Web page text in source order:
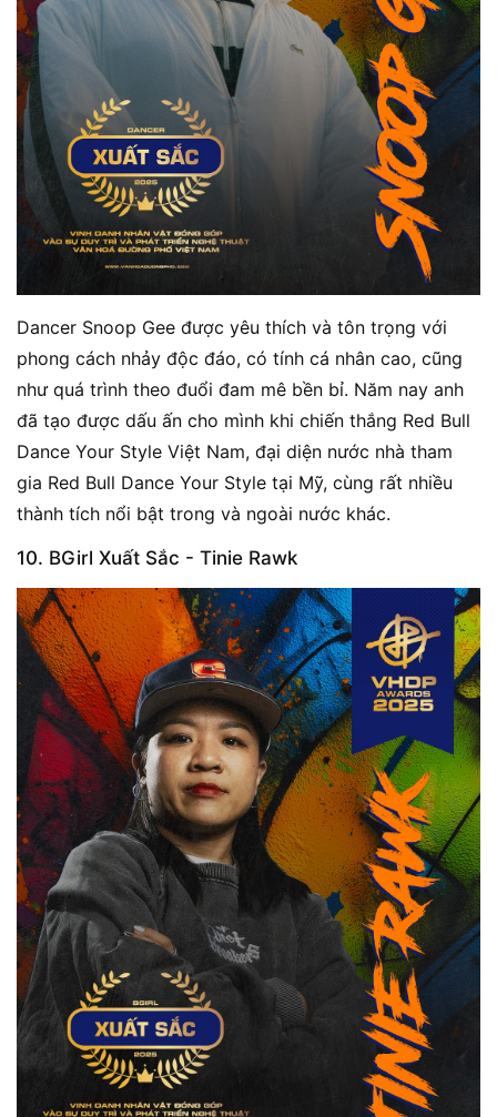
Dancer Snoop Gee được yêu thích và tôn trọng với
phong cách nhảy độc đáo, có tính cá nhân cao, cũng
như quá trình theo đuổi đam mê bền bỉ. Năm nay anh
đã tạo được dấu ấn cho mình khi chiến thắng Red Bull
Dance Your Style Việt Nam, đại diện nước nhà tham
gia Red Bull Dance Your Style tại Mỹ, cùng rất nhiều
thành tích nổi bật trong và ngoài nước khác.
10. BGirl Xuất Sắc - Tinie Rawk